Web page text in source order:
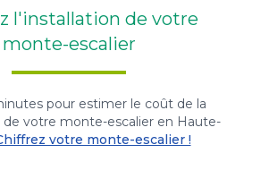
l'installation de votre
monte-escalier
pour estimer le coût de la
votre monte-escalier en Haute-
votre monte-escalier !